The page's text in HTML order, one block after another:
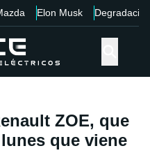
Elon Musk Degradación
ZOE, que
que viene